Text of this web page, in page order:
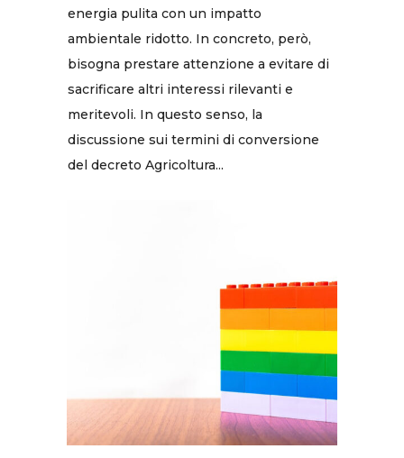
energia pulita con un impatto
ambientale ridotto. In concreto, però,
bisogna prestare attenzione a evitare di
sacrificare altri interessi rilevanti e
meritevoli. In questo senso, la
discussione sui termini di conversione
del decreto Agricoltura...